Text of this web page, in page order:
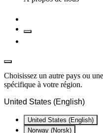
Choisissez un autre pays ou
spécifique à votre région.
United States (English)
United States (English)
Norway (Norsk)